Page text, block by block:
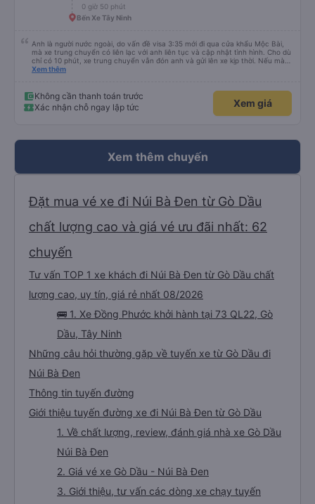
0 giờ 50 phút
Bến Xe Tây Ninh
Anh là người nước ngoài, do vấn đề visa 3:35 mới đi qua cửa khẩu Mộc Bài,
mà xe trung chuyển có liên lạc với anh liên tục và cập nhật tình hình. Cho dù
chỉ có 10 phút, xe trung chuyển vẫn đón anh và gửi lên xe kịp thời. Nếu mà
được, anh thật muốn tip cho bác tài. Xe này là xe Limousine nhưng mà vé xe
Xem thêm
Không cần thanh toán trước
Xác nhận chỗ ngay lập tức
Xem giá
Xem thêm chuyến
Đặt mua vé xe đi Núi Bà Đen từ Gò Dầu
chất lượng cao và giá vé ưu đãi nhất: 62
chuyến
Tư vấn TOP 1 xe khách đi Núi Bà Đen từ Gò Dầu chất
lượng cao, uy tín, giá rẻ nhất 08/2026
🚌 1. Xe Đồng Phước khởi hành tại 73 QL22, Gò
Dầu, Tây Ninh
Những câu hỏi thường gặp về tuyến xe từ Gò Dầu đi
Núi Bà Đen
Thông tin tuyến đường
Giới thiệu tuyến đường xe đi Núi Bà Đen từ Gò Dầu
1. Về chất lượng, review, đánh giá nhà xe Gò Dầu
Núi Bà Đen
2. Giá vé xe Gò Dầu - Núi Bà Đen
3. Giới thiệu, tư vấn các dòng xe chạy tuyến